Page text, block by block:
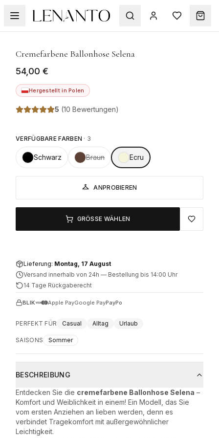
Cremefarbene Ballonhose Selena
54,00 €
Hergestellt in Polen
5 (10 Bewertungen)
VERFÜGBARE FARBEN · 3
Schwarz Braun Ecru
ANPROBIEREN
GRÖSSE WÄHLEN
Lieferung: Montag, 17 August
Versand innerhalb von 24h — Bestellung bis 14:00 Uhr
14 Tage Rückgaberecht
BLIK Apple PayGoogle PayPayPo
PERFEKT FÜR Casual Alltag Urlaub
SAISONS Sommer
BESCHREIBUNG
Entdecken Sie die cremefarbene Ballonhose Selena –
Komfort und Weiblichkeit in einem! Ein Modell, das Sie
vom ersten Anziehen an lieben werden, denn es
verbindet Tragekomfort mit außergewöhnlicher
Leichtigkeit.